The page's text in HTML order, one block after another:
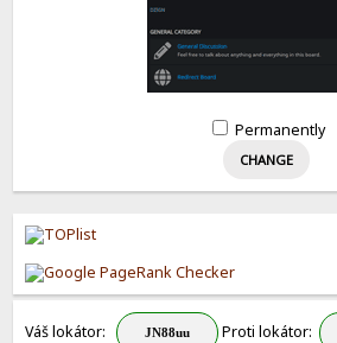
Permanently
Váš lokátor: Proti lokátor: